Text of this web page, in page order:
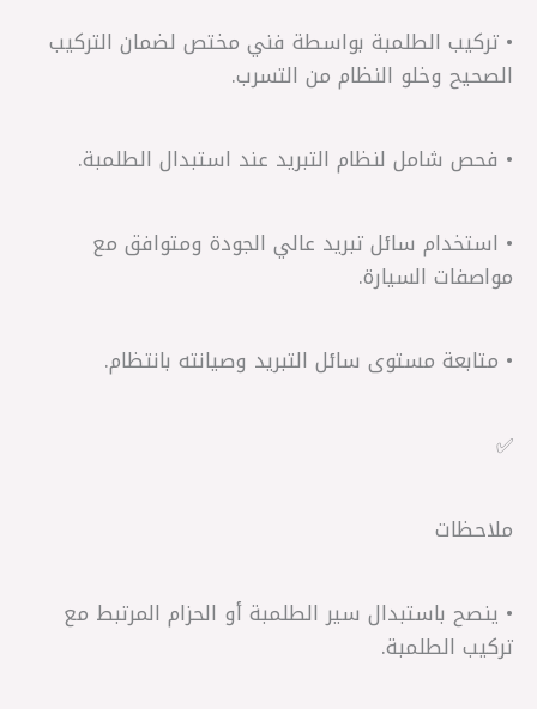
• تركيب الطلمبة بواسطة فني مختص لضمان التركيب
الصحيح وخلو النظام من التسرب.
• فحص شامل لنظام التبريد عند استبدال الطلمبة.
• استخدام سائل تبريد عالي الجودة ومتوافق مع
مواصفات السيارة.
• متابعة مستوى سائل التبريد وصيانته بانتظام.
✅
ملاحظات
• ينصح باستبدال سير الطلمبة أو الحزام المرتبط مع
تركيب الطلمبة.